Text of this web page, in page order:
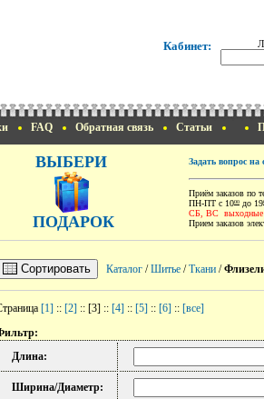
Кабинет:
FAQ Обратная связь Статьи
ВЫБЕРИ
ПОДАРОК
Задать вопрос на
Приём заказов по
ПН-ПТ с 1000 до 19
СБ, ВС выходные
Прием заказов
Сортировать Каталог /Шитье /Ткани /
[1] :: [2] :: [3] :: [4] :: [5] :: [6] :: [все]
Длина:
Ширина/Диаметр: